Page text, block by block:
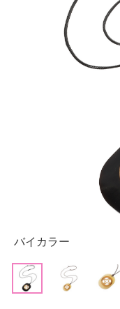
バイカラー